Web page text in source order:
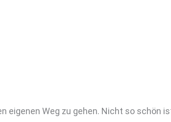
eigenen Weg zu gehen. Nicht so schön